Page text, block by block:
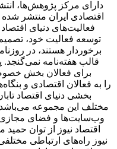
اقتصادی ایران منتشر
فعالیت‌های دنیای
برخوردار هستند، در
قالب هفته‌نامه
برای فعالان بخش
بخشی دنیای اقتصاد
مختلف این مجموعه
وب‌سایت‌ها و فضای مجازی
اقتصاد نیوز از توان
نیوز راه‌های ارتباطی